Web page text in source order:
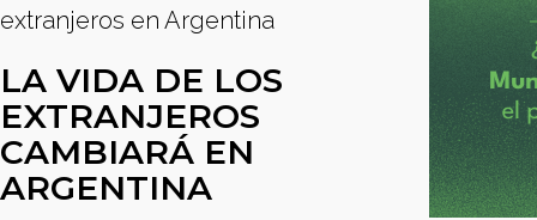
extranjeros en Argentina
LA VIDA DE LOS
EXTRANJEROS
CAMBIARÁ EN
ARGENTINA